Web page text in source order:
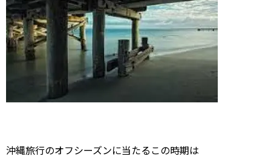
沖縄旅行のオフシーズンに当たるこの時期は